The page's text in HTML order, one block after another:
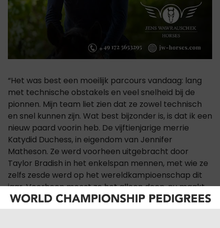
“Het was best een moeilijk parcours vandaag: lang
met technische obstakels en veel snelheid bij de
pionnen. Mijn team liet zien dat ze zowel technisch
en snel kunnen zijn. Wat best bijzonder is, is dat ik een
nieuw paard voorin heb. De vijftienjarige merrie
Katydid Duchess, in eigendom van Jennifer
Matheson. Ze werd voorheen uitgebracht door
Taylor Bradish in het enkelspan mennen, met wie ze
zelfs zesde werd op het wereldkampioenschap dit
jaar. Voorheen moest ze het alleen doen, nu maakt
ze deel uit van een team. Ze leert snel en ik heb veel
vertrouwen in haar.”